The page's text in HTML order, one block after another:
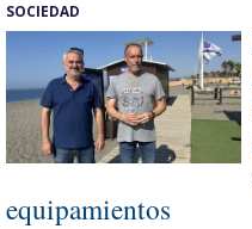
SOCIEDAD
equipamientos